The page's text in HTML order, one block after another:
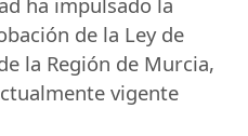
de la Ley de
la Región de Murcia,
vigente